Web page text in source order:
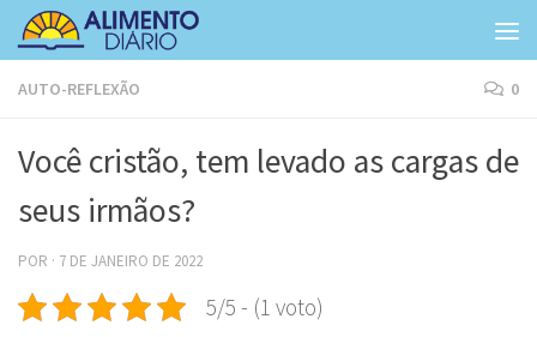
Skip to content
AUTO-REFLEXÃO 0
Você cristão, tem levado as cargas de
seus irmãos?
POR · 7 DE JANEIRO DE 2022
5/5 - (1 voto)